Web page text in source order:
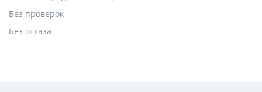
Без проверок
Без отказа